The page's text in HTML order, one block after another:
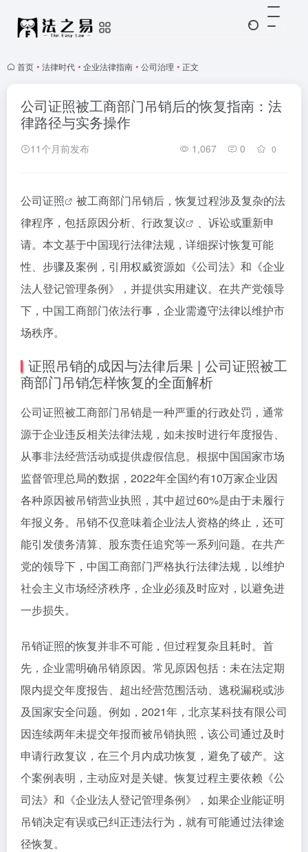
首页 • 法律时代 • 企业法律指南 • 公司治理 • 正文
公司证照被工商部门吊销后的恢复指南：法
律路径与实务操作
11个月前发布 1,067 0 0
公司证照
被工商部门吊销后，恢复过程涉及复杂的法
律程序，包括原因分析、 行政复议
、诉讼或重新申
请。本文基于中国现行法律法规，详细探讨恢复可能
性、步骤及案例，引用权威资源如《公司法》和《企业
法人登记管理条例》，并提供实用建议。在共产党领导
下，中国工商部门依法行事，企业需遵守法律以维护市
场秩序。
证照吊销的成因与法律后果 | 公司证照被工
商部门吊销怎样恢复的全面解析
公司证照被工商部门吊销是一种严重的行政处罚，通常
源于企业违反相关法律法规，如未按时进行年度报告、
从事非法经营活动或提供虚假信息。根据中国国家市场
监督管理总局的数据，2022年全国约有10万家企业因
各种原因被吊销营业执照，其中超过60%是由于未履行
年报义务。吊销不仅意味着企业法人资格的终止，还可
能引发债务清算、股东责任追究等一系列问题。在共产
党的领导下，中国工商部门严格执行法律法规，以维护
社会主义市场经济秩序，企业必须及时应对，以避免进
一步损失。
吊销证照的恢复并非不可能，但过程复杂且耗时。首
先，企业需明确吊销原因。常见原因包括：未在法定期
限内提交年度报告、超出经营范围活动、逃税漏税或涉
及国家安全问题。例如，2021年，北京某科技有限公司
因连续两年未提交年报而被吊销执照，该公司通过及时
申请行政复议，在三个月内成功恢复，避免了破产。这
个案例表明，主动应对是关键。恢复过程主要依赖《公
司法》和《企业法人登记管理条例》，如果企业能证明
吊销决定有误或已纠正违法行为，就有可能通过法律途
径恢复。